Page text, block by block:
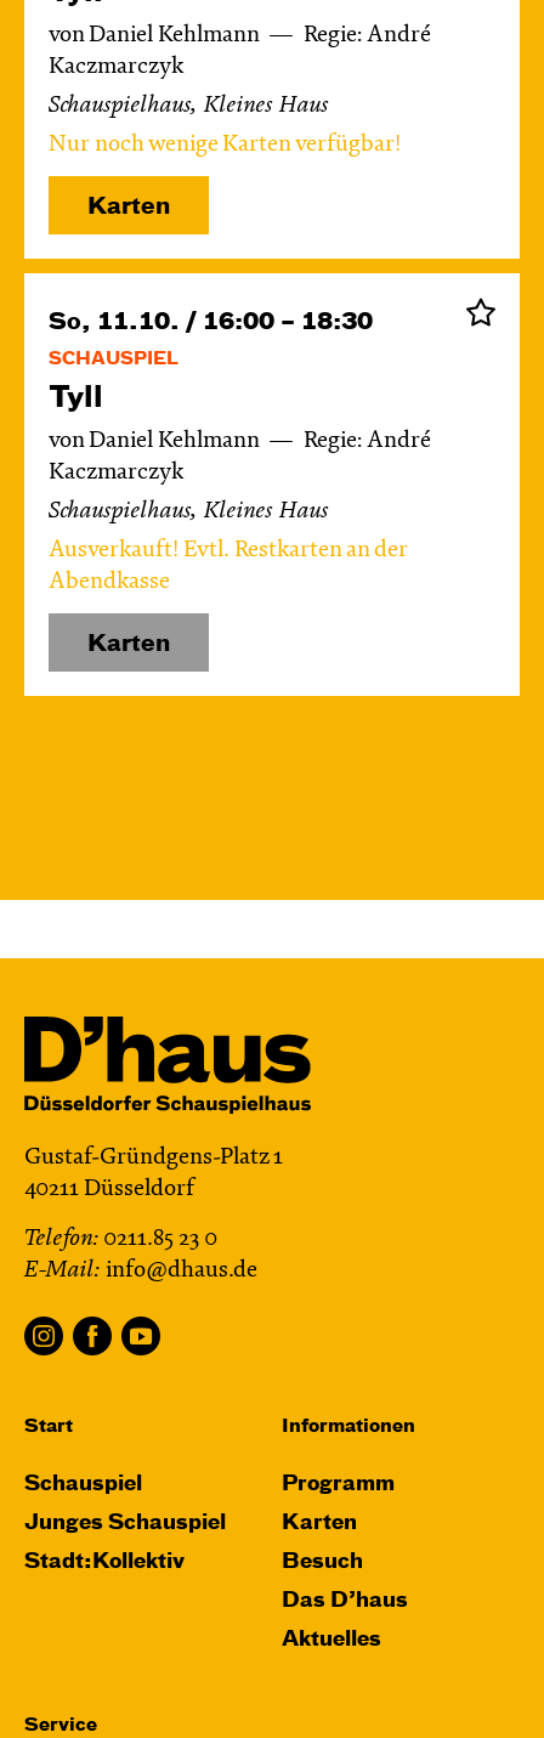
von Daniel Kehlmann
Regie: André
Kaczmarczyk
Schauspielhaus, Kleines Haus
Nur noch wenige Karten verfügbar!
Karten
So, 11.10. / 16:00 – 18:30
SCHAUSPIEL
Tyll
von Daniel Kehlmann
Regie: André
Kaczmarczyk
Schauspielhaus, Kleines Haus
Ausverkauft! Evtl. Restkarten an der
Abendkasse
Karten
Gustaf-Gründgens-Platz 1
40211 Düsseldorf
Telefon: 0211.85 23 0
E-Mail: info@dhaus.de
Start
Schauspiel
Junges Schauspiel
Stadt:Kollektiv
Informationen
Programm
Karten
Besuch
Das D’haus
Aktuelles
Service